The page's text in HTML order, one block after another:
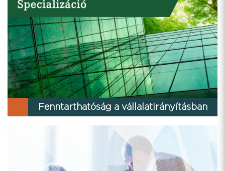
Fenntarthatóság a vállalatirányításban